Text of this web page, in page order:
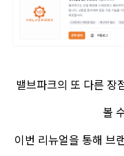
밸브파크의 또 다른 장
볼
이번 리뉴얼을 통해 브